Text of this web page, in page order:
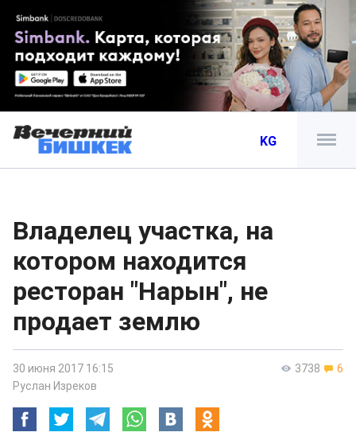
KG
Владелец участка, на
котором находится
ресторан "Нарын", не
продает землю
3738 6
30 июня 2017 16:15
Руслан Изреков